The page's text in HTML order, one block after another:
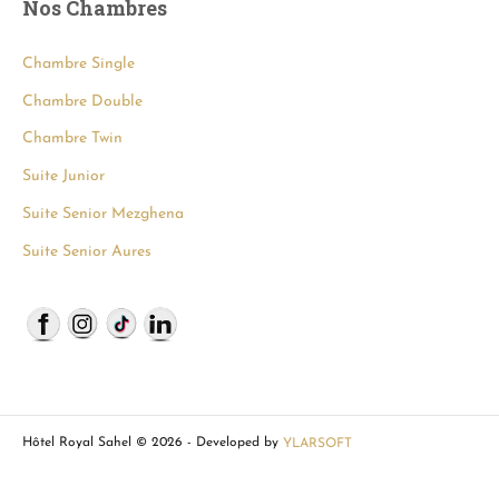
Nos Chambres
Chambre Single
Chambre Double
Chambre Twin
Suite Junior
Suite Senior Mezghena
Suite Senior Aures
Hôtel Royal Sahel © 2026 - Developed by YLARSOFT